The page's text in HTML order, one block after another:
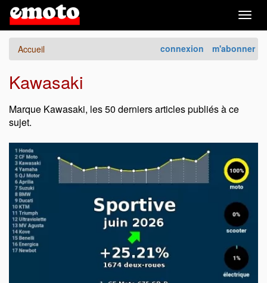
connexion m'abonner
Accueil
Kawasaki
Marque Kawasaki, les 50 derniers articles publiés à ce
sujet.